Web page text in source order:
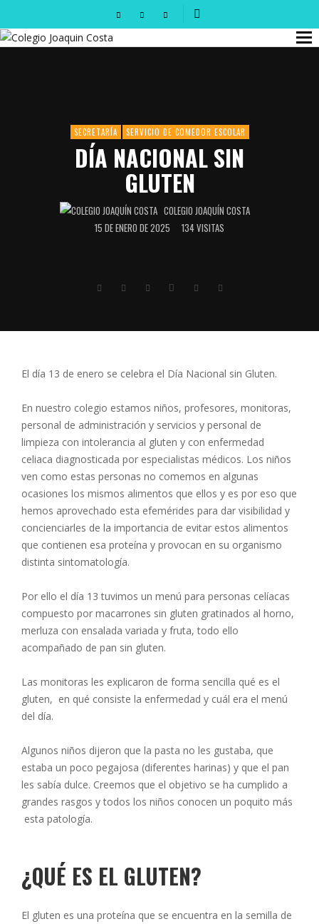
SECRETARÍA SERVICIO DE COMEDOR ESCOLAR
DÍA NACIONAL SIN
GLUTEN
COLEGIO JOAQUÍN COSTA
15 DE ENERO DE 2025
134 VISITAS
El día 13 de enero se celebra el Día Nacional sin Gluten.
En nuestro colegio estamos niños, profesores, monitoras,
personal de administración y servicios y personal de
limpieza con intolerancia al gluten y con enfermedad
celiaca diagnosticada por especialistas médicos. Los niños
ven como estas personas no comemos en algunas
ocasiones los mismos alimentos que ellos y es por eso que
hemos aprovechado esta efemérides para dar visibilidad y
concienciarles de la importancia de evitar estos alimentos
que contienen esa proteína y provocan en su organismo
distinta sintomatología.
Por ello el día 13 tuvimos un menú para personas celíacas
compuesto por macarrones sin gluten gratinados al horno,
merluza con ensalada variada y fruta, todo ello
acompañado de pan sin gluten.
Las monitoras les explicaron de forma sencilla qué es el
gluten, en qué consiste la enfermedad y cuál era el menú
del día.
Algunos niños dijeron que la pasta no les gustaba, que
estaba un poco pegajosa (diferentes harinas) y que el pan
les sabía dulce. Creemos que el objetivo se ha cumplido a
grandes rasgos y todos los niños conocen un poquito más
esta patología.
¿QUÉ ES EL GLUTEN?
El gluten es una proteína que se encuentra en la semilla de